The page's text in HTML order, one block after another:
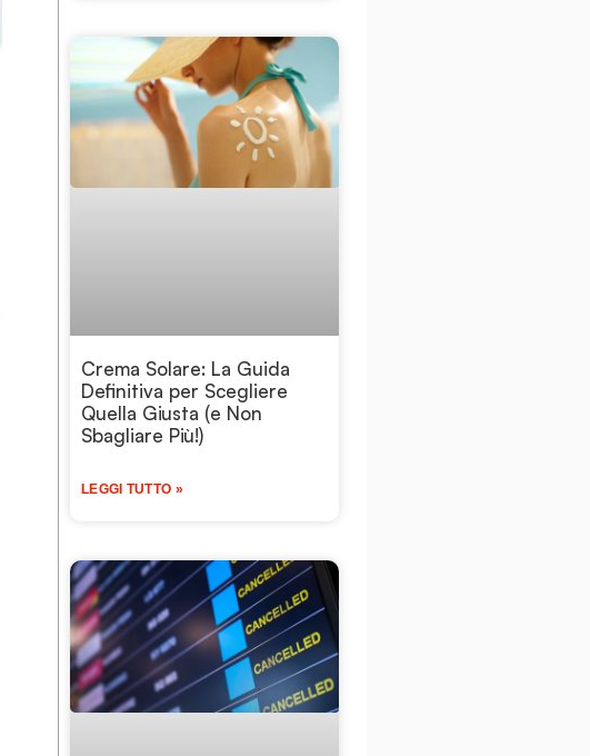
Crema Solare: La Guida
Definitiva per Scegliere
Quella Giusta (e Non
Sbagliare Più!)
LEGGI TUTTO »